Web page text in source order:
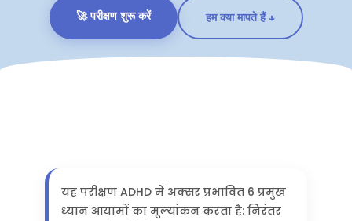
🚀 परीक्षण शुरू करें हम क्या मापते हैं ↓
यह परीक्षण ADHD में अक्सर प्रभावित 6 प्रमुख
ध्यान आयामों का मूल्यांकन करता है: निरंतर